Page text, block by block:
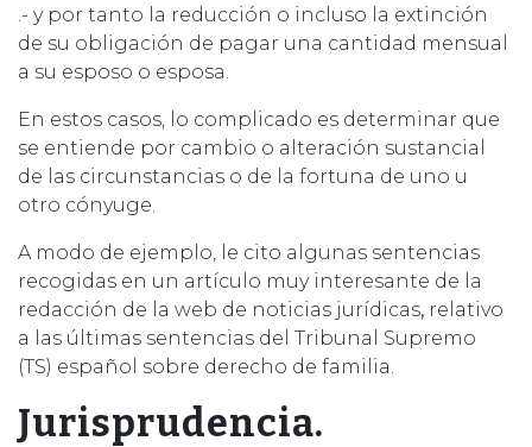
.- y por tanto la reducción o incluso la extinción
de su obligación de pagar una cantidad mensual
a su esposo o esposa.
En estos casos, lo complicado es determinar que
se entiende por cambio o alteración sustancial
de las circunstancias o de la fortuna de uno u
otro cónyuge.
A modo de ejemplo, le cito algunas sentencias
recogidas en un artículo muy interesante de la
redacción de la web de noticias jurídicas, relativo
a las últimas sentencias del Tribunal Supremo
(TS) español sobre derecho de familia.
Jurisprudencia.